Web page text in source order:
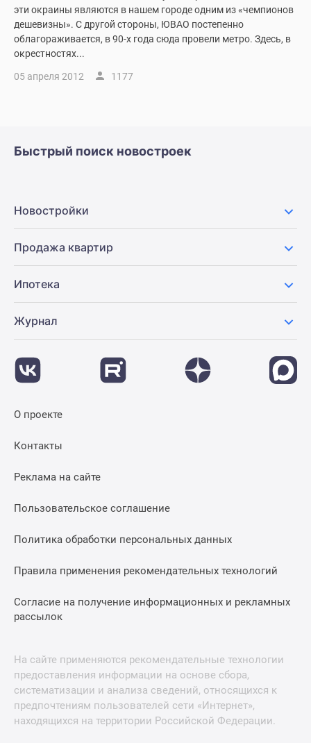
эти окраины являются в нашем городе одним из «чемпионов
дешевизны». С другой стороны, ЮВАО постепенно
облагораживается, в 90-х года сюда провели метро. Здесь, в
окрестностях...
05 апреля 2012 1177
Быстрый поиск новостроек
Новостройки
Продажа квартир
Ипотека
Журнал
О проекте
Контакты
Реклама на сайте
Пользовательское соглашение
Политика обработки персональных данных
Правила применения рекомендательных технологий
Согласие на получение информационных и рекламных
рассылок
На сайте применяются рекомендательные технологии
предоставления информации на основе сбора,
систематизации и анализа сведений, относящихся к
предпочтениям пользователей сети «Интернет»,
находящихся на территории Российской Федерации.